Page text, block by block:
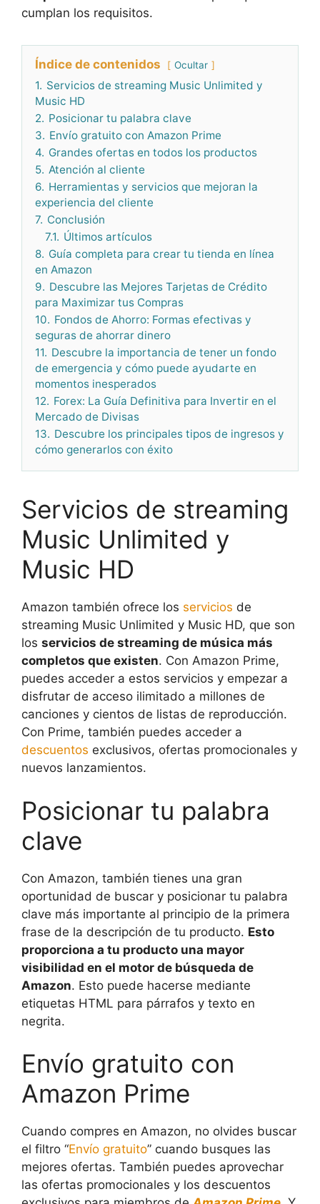
cumplan los requisitos.
Índice de contenidos Ocultar
1. Servicios de streaming Music Unlimited y
Music HD
2. Posicionar tu palabra clave
3. Envío gratuito con Amazon Prime
4. Grandes ofertas en todos los productos
5. Atención al cliente
6. Herramientas y servicios que mejoran la
experiencia del cliente
7. Conclusión
7.1. Últimos artículos
8. Guía completa para crear tu tienda en línea
en Amazon
9. Descubre las Mejores Tarjetas de Crédito
para Maximizar tus Compras
10. Fondos de Ahorro: Formas efectivas y
seguras de ahorrar dinero
11. Descubre la importancia de tener un fondo
de emergencia y cómo puede ayudarte en
momentos inesperados
12. Forex: La Guía Definitiva para Invertir en el
Mercado de Divisas
13. Descubre los principales tipos de ingresos y
cómo generarlos con éxito
Servicios de streaming
Music Unlimited y
Music HD
Amazon también ofrece los servicios de
streaming Music Unlimited y Music HD, que son
los servicios de streaming de música más
completos que existen. Con Amazon Prime,
puedes acceder a estos servicios y empezar a
disfrutar de acceso ilimitado a millones de
canciones y cientos de listas de reproducción.
Con Prime, también puedes acceder a
descuentos exclusivos, ofertas promocionales y
nuevos lanzamientos.
Posicionar tu palabra
clave
Con Amazon, también tienes una gran
oportunidad de buscar y posicionar tu palabra
clave más importante al principio de la primera
frase de la descripción de tu producto. Esto
proporciona a tu producto una mayor
visibilidad en el motor de búsqueda de
Amazon. Esto puede hacerse mediante
etiquetas HTML para párrafos y texto en
negrita.
Envío gratuito con
Amazon Prime
Cuando compres en Amazon, no olvides buscar
el filtro “Envío gratuito” cuando busques las
mejores ofertas. También puedes aprovechar
las ofertas promocionales y los descuentos